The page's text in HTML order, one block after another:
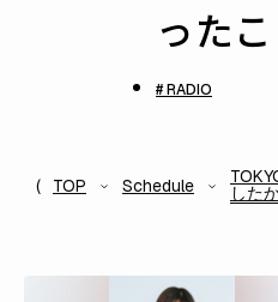
ったこ
# RADIO
TOP Schedule した